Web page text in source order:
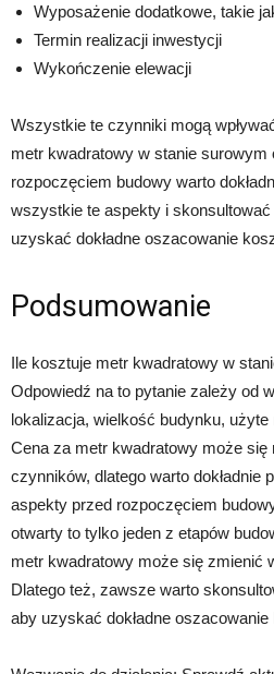
Wyposażenie dodatkowe, takie
Termin realizacji inwestycji
Wykończenie elewacji
Wszystkie te czynniki mogą
metr kwadratowy w stanie
rozpoczęciem budowy warto
wszystkie te aspekty i
uzyskać dokładne oszacowanie
Podsumowanie
Ile kosztuje metr kwadratowy w
Odpowiedź na to pytanie zależy od
lokalizacja, wielkość budynku, użyte
Cena za metr kwadratowy może
czynników, dlatego warto dokładnie
aspekty przed rozpoczęciem
otwarty to tylko jeden z etapów
metr kwadratowy może się zmienić
Dlatego też, zawsze warto
aby uzyskać dokładne oszacowanie